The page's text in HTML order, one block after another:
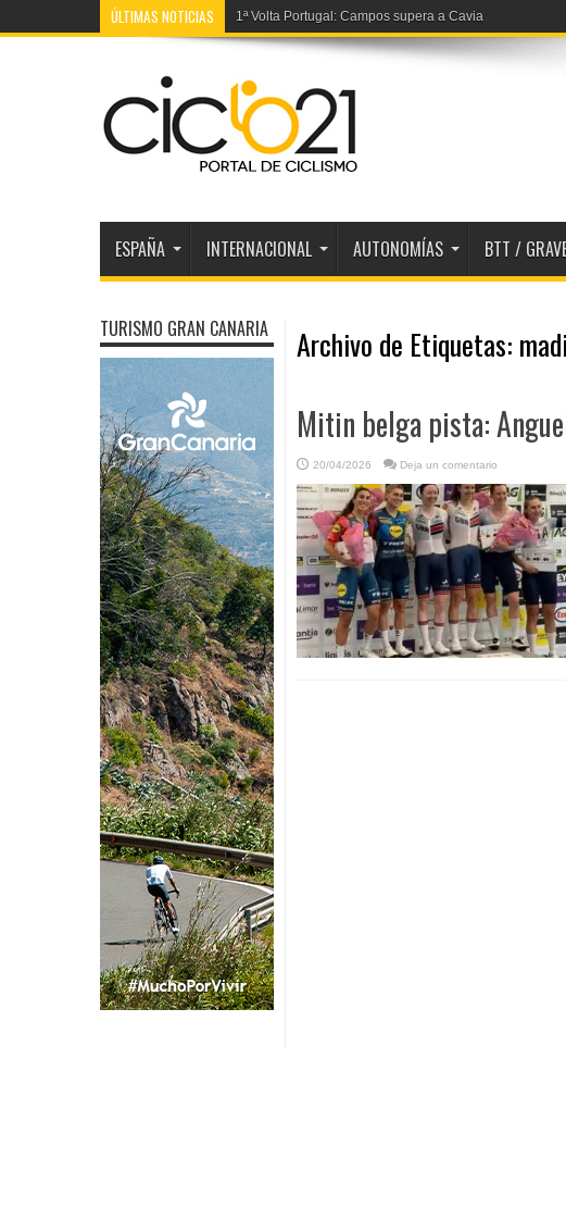
ÚLTIMAS NOTICIAS 1ª Volta Portugal: Campos supera a Cavia
ESPAÑA INTERNACIONAL AUTONOMÍAS BTT /
Archivo de Etiquetas:
Mitin belga pista:
20/04/2026 Deja un comentario
TURISMO GRAN CANARIA